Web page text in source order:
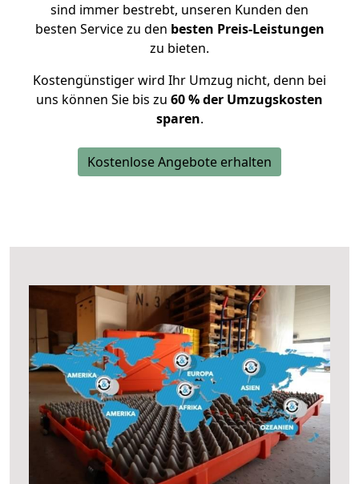
sind immer bestrebt, unseren Kunden den
besten Service zu den besten Preis-Leistungen
zu bieten.
Kostengünstiger wird Ihr Umzug nicht, denn bei
uns können Sie bis zu 60 % der Umzugskosten
sparen.
Kostenlose Angebote erhalten